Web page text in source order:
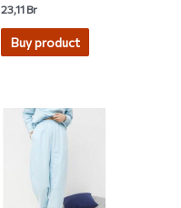
Rated
0
out
23,11Br
Buy product